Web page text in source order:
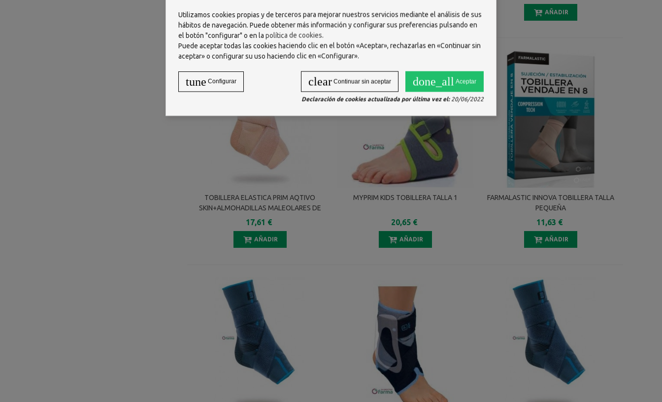
AÑADIR AÑADIR AÑADIR
TOBILLERA ELASTICA PRIM AQTIVO
SKIN+ALMOHADILLAS MALEOLARES DE
SILICONA+VENDAJE EN 8 P706BG T-L
17,61 €
AÑADIR
MYPRIM KIDS TOBILLERA TALLA 1
20,65 €
AÑADIR
FARMALASTIC INNOVA TOBILLERA TALLA
PEQUEÑA
11,63 €
AÑADIR
Utilizamos cookies propias y de terceros para mejorar nuestros servicios mediante el análisis de sus
hábitos de navegación. Puede obtener más información y configurar sus preferencias pulsando en
el botón "configurar" o en la política de cookies.
Puede aceptar todas las cookies haciendo clic en el botón «Aceptar», rechazarlas en «Continuar sin
aceptar» o configurar su uso haciendo clic en «Configurar».
done_all Aceptar
clear Continuar sin aceptar
tune Configurar
Declaración de cookies actualizada por última vez el:20/06/2022